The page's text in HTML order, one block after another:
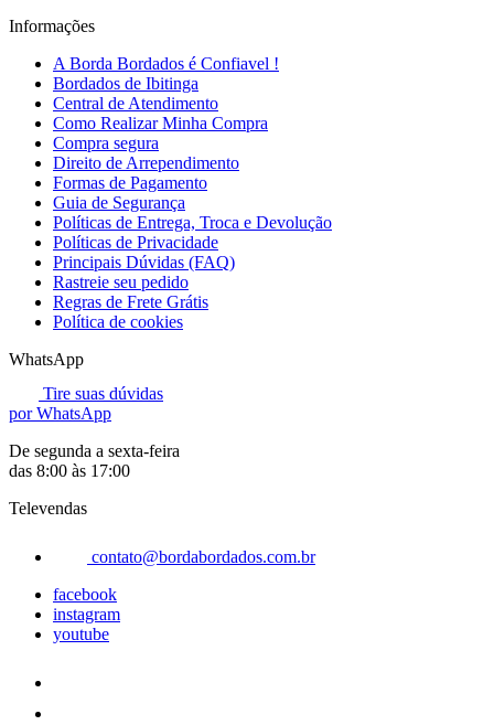
Informações
A Borda Bordados é Confiavel !
Bordados de Ibitinga
Central de Atendimento
Como Realizar Minha Compra
Compra segura
Direito de Arrependimento
Formas de Pagamento
Guia de Segurança
Políticas de Entrega, Troca e Devolução
Políticas de Privacidade
Principais Dúvidas (FAQ)
Rastreie seu pedido
Regras de Frete Grátis
Política de cookies
WhatsApp
Tire suas dúvidas
por WhatsApp
De segunda a sexta-feira
das 8:00 às 17:00
Televendas
contato@bordabordados.com.br
facebook
instagram
youtube